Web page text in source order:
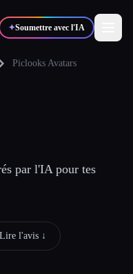
✦Soumettre avec l'IA
Piclooks Avatars
par l'IA pour tes
Lire l'avis ↓︎